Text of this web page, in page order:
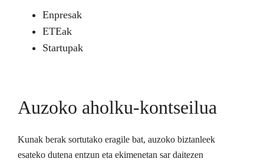
Enpresak
ETEak
Startupak
Auzoko aholku-kontseilua
Kunak berak sortutako eragile bat, auzoko biztanleek
esateko dutena entzun eta ekimenetan sar daitezen